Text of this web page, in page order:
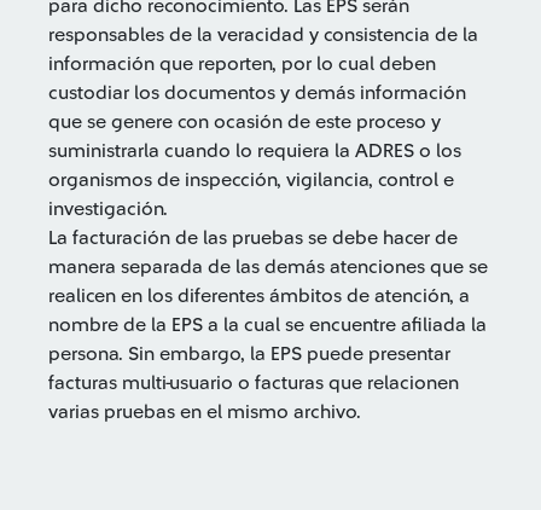
para dicho reconocimiento. Las EPS serán
responsables de la veracidad y consistencia de la
información que reporten, por lo cual deben
custodiar los documentos y demás información
que se genere con ocasión de este proceso y
suministrarla cuando lo requiera la ADRES o los
organismos de inspección, vigilancia, control e
investigación.
La facturación de las pruebas se debe hacer de
manera separada de las demás atenciones que se
realicen en los diferentes ámbitos de atención, a
nombre de la EPS a la cual se encuentre afiliada la
persona. Sin embargo, la EPS puede presentar
facturas multi-usuario o facturas que relacionen
varias pruebas en el mismo archivo.